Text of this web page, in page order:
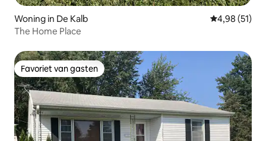
Woning in De Kalb Gemiddelde
4,98 (51)
The Home Place
Favoriet van gasten
Favoriet van gasten